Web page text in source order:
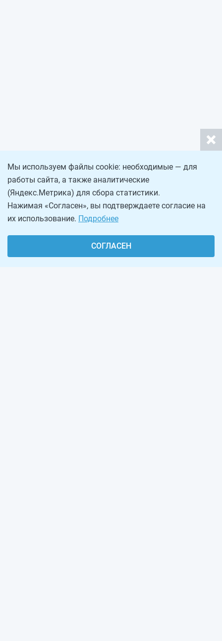
Мы используем файлы cookie: необходимые — для
работы сайта, а также аналитические
(Яндекс.Метрика) для сбора статистики.
Нажимая «Согласен», вы подтверждаете согласие на
их использование. Подробнее
СОГЛАСЕН